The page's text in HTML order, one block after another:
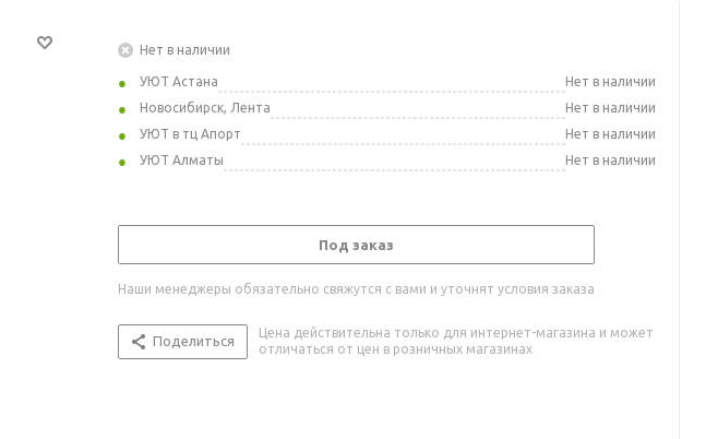
Нет в наличии
УЮТ Астана
Нет в наличии
Новосибирск, Лента
Нет в наличии
УЮТ в тц Апорт
Нет в наличии
УЮТ Алматы
Нет в наличии
Под заказ
Наши менеджеры обязательно свяжутся с вами и уточнят условия заказа
Поделиться
Цена действительна только для интернет-магазина и может
отличаться от цен в розничных магазинах